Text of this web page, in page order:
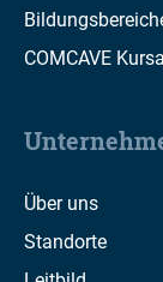
COMCAVE
Über uns
Standorte